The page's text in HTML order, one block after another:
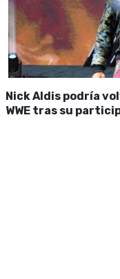
Nick Aldis podría
WWE tras su